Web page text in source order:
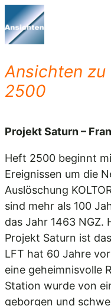
Zum
Inhalt
springen
Ansichten zu
2500
Projekt Saturn –
Heft 2500 beginnt
Ereignissen um die
Auslöschung
sind mehr als 100
das Jahr 1463 NGZ.
Projekt Saturn ist
LFT hat 60 Jahre
eine geheimnisvolle
Station wurde von
geborgen und